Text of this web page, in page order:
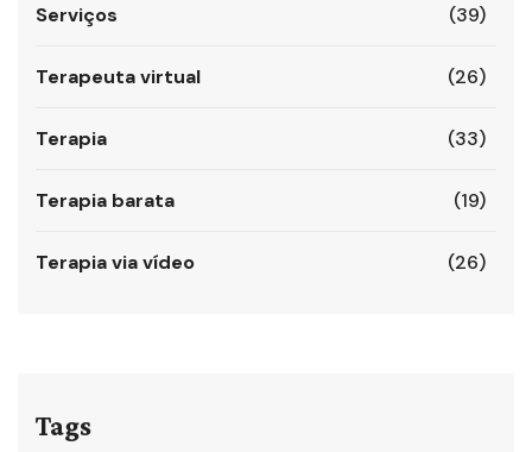
Serviços (39)
Terapeuta virtual (26)
Terapia (33)
Terapia barata (19)
Terapia via vídeo (26)
Tags